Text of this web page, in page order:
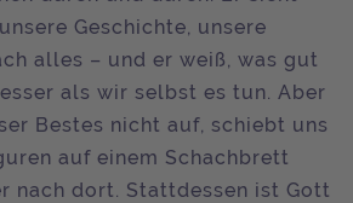
Geschichte, unsere
alles – und er weiß, was gut
als wir selbst es tun. Aber
Bestes nicht auf, schiebt uns
auf einem Schachbrett
nach dort. Stattdessen ist Gott